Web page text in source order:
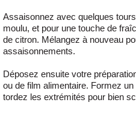
Assaisonnez avec quelques
moulu, et pour une touche de
de citron. Mélangez à nouveau
assaisonnements.
Déposez ensuite votre
ou de film alimentaire. Formez
tordez les extrémités pour bien